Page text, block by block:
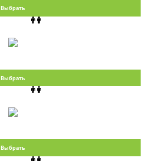
Выбрать
Выбрать
Выбрать